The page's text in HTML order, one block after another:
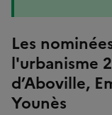
Les
l'urbanisme
d’Aboville,
Younès